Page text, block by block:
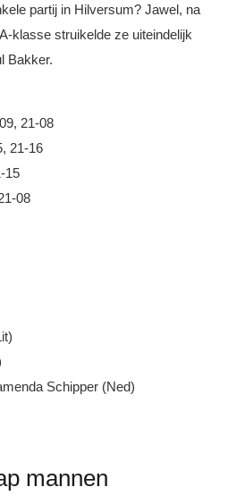
partij in Hilversum? Jawel, na
klasse struikelde ze uiteindelijk
Bakker.
21-08
21-16
15
08
Schipper (Ned)
mannen